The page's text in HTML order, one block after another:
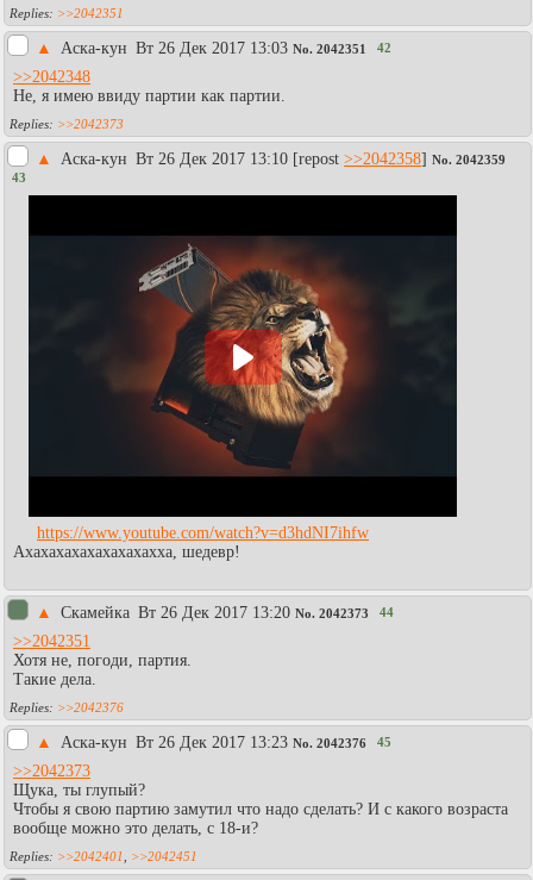
>>2042351
▲ Аска-кун Вт 26 Дек 2017 13:03 No. 2042351 42
>>2042348
Не, я имею ввиду партии как партии.
>>2042373
▲ Аска-кун Вт 26 Дек 2017 13:10 [repost >>2042358] No. 2042359
43
https://www.youtube.com/watch?v=d3hdNI7ihfw
Ахахахахахахахахахха, шедевр!
▲ Скамейка Вт 26 Дек 2017 13:20 No. 2042373 44
>>2042351
Хотя не, погоди, партия.
Такие дела.
>>2042376
▲ Аска-кун Вт 26 Дек 2017 13:23 No. 2042376 45
>>2042373
Щука, ты глупый?
Чтобы я свою партию замутил что надо сделать? И с какого возраста
вообще можно это делать, с 18-и?
>>2042401 >>2042451